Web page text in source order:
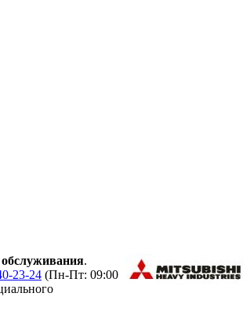
.
23-24 (Пн-Пт: 09:00